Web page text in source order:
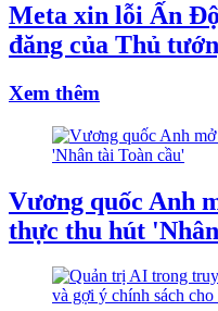
Meta xin lỗi Ấn
đăng của Thủ
Xem thêm
Vương quốc Anh
thực thu hút